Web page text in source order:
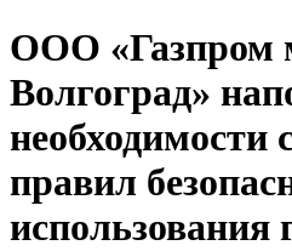
ООО «Газпром
Волгоград»
необходимости
правил
использования